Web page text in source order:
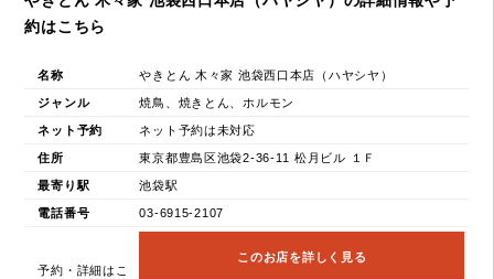
約はこちら
名称 やきとん 木々家 池袋西口本店（ハヤシヤ）
ジャンル 焼鳥、焼きとん、ホルモン
ネット予約 ネット予約は未対応
住所 東京都豊島区池袋2-36-11 松月ビル １Ｆ
最寄り駅 池袋駅
電話番号 03-6915-2107
予約・詳細はこ
このお店を詳しく見る